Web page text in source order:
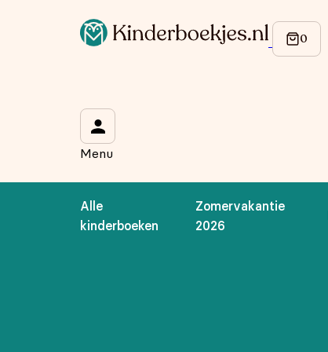
Menu
Alle
kinderboeken
Zomervakantie
2026
Op de hoogte blijven van onze acties?
Wat is je voornaam?
Aanmelden